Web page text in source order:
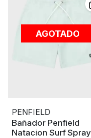
AGOTADO
PENFIELD
Bañador Penfield
Natacion Surf Spray